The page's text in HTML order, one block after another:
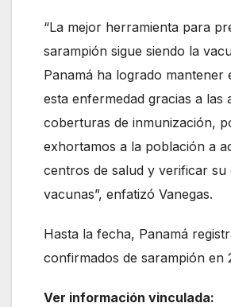
“La mejor herramienta para
sarampión sigue siendo la
Panamá ha logrado mantener
esta enfermedad gracias a las
coberturas de inmunización,
exhortamos a la población a
centros de salud y verificar su
vacunas”, enfatizó Vanegas.
Hasta la fecha, Panamá
confirmados de sarampión en
Ver información vinculada: